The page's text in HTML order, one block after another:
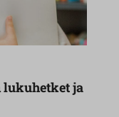
ja